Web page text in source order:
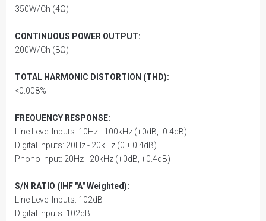
350W/Ch (4Ω)
CONTINUOUS POWER OUTPUT:
200W/Ch (8Ω)
TOTAL HARMONIC DISTORTION (THD):
<0.008%
FREQUENCY RESPONSE:
Line Level Inputs: 10Hz - 100kHz (+0dB, -0.4dB)
Digital Inputs: 20Hz - 20kHz (0 ± 0.4dB)
Phono Input: 20Hz - 20kHz (+0dB, +0.4dB)
S/N RATIO (IHF "A" Weighted):
Line Level Inputs: 102dB
Digital Inputs: 102dB